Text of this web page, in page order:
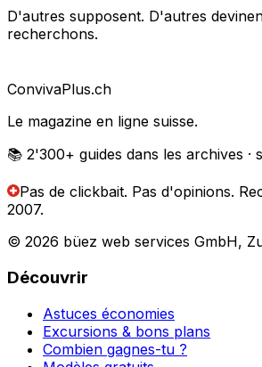
D'autres supposent. D'autres
recherchons.
ConvivaPlus.ch
Le magazine en ligne suisse.
📚 2'300+ guides dans les archives ·
Pas de clickbait. Pas d'opinions.
2007.
© 2026 büez web services GmbH,
Découvrir
Astuces économies
Excursions & bons plans
Combien gagnes-tu ?